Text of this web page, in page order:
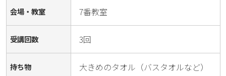
会場・教室 7番教室
受講回数 3回
持ち物 大きめのタオル（バスタオルなど）